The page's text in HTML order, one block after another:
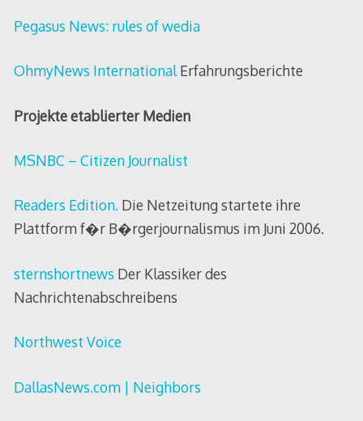
Pegasus News: rules of wedia
OhmyNews InternationalErfahrungsberichte
Projekte etablierter Medien
MSNBC – Citizen Journalist
Readers Edition. Die Netzeitung startete ihre
Plattform f�r B�rgerjournalismus im Juni 2006.
sternshortnews Der Klassiker des
Nachrichtenabschreibens
Northwest Voice
DallasNews.com | Neighbors